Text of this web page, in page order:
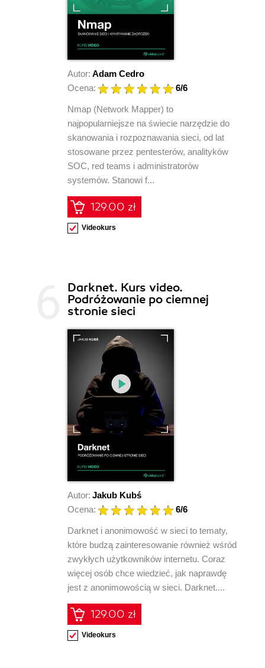
Autor: Adam Cedro
Ocena:
6/6
Nmap (Network Mapper) to
najpopularniejsze na świecie narzędzie do
skanowania i rozpoznawania sieci, od lat
stosowane przez pentesterów, analityków
SOC, red teams i administratorów
systemów. Stanowi f...
129.00 zł
Videokurs
Darknet. Kurs video.
Podróżowanie po ciemnej
stronie sieci
Autor: Jakub Kubś
Ocena:
6/6
Darknet i anonimowość w sieci to tematy,
które budzą zainteresowanie również wśród
zwykłych użytkowników internetu. Coraz
więcej osób chce wiedzieć, jak naprawdę
jest z anonimowością w sieci. Darknet....
129.00 zł
Videokurs